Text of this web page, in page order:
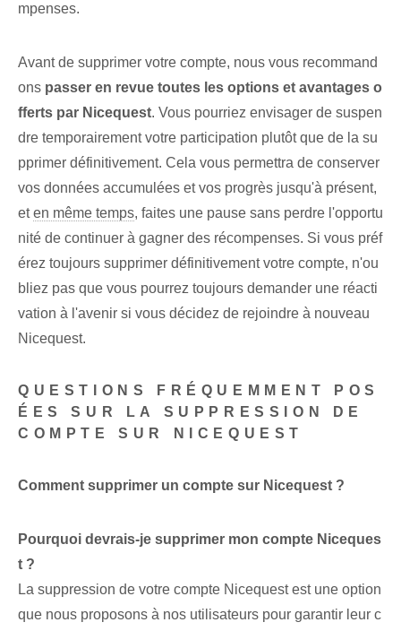
mpenses.
Avant de supprimer votre compte, nous vous recommand
ons passer en revue toutes les options et⁢ avantages o
fferts par Nicequest. Vous pourriez envisager de suspen
dre temporairement votre participation plutôt que de la su
pprimer définitivement. Cela vous permettra de conserver
vos données accumulées et vos progrès jusqu'à présent,
eten même temps, faites une pause sans perdre l'opportu
nité de continuer à gagner des récompenses. ⁢Si vous préf
érez toujours supprimer définitivement votre compte, n'ou
bliez pas que vous pourrez toujours demander une réacti
vation ⁣à l'avenir si vous décidez de rejoindre à nouveau
Nicequest.
QUESTIONS FRÉQUEMMENT POS
ÉES SUR LA SUPPRESSION DE
COMPTE SUR NICEQUEST
Comment supprimer un compte sur Nicequest ?
Pourquoi devrais-je supprimer mon compte ‌Niceques
t ?
La suppression de votre compte Nicequest est une option
que nous proposons à nos utilisateurs pour garantir leur c